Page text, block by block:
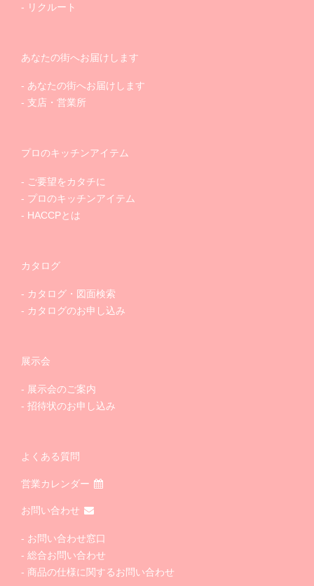
リクルート
あなたの街へお届けします
あなたの街へお届けします
支店・営業所
プロのキッチンアイテム
ご要望をカタチに
プロのキッチンアイテム
HACCPとは
カタログ
カタログ・図面検索
カタログのお申し込み
展示会
展示会のご案内
招待状のお申し込み
よくある質問
営業カレンダー
お問い合わせ
お問い合わせ窓口
総合お問い合わせ
商品の仕様に関するお問い合わせ